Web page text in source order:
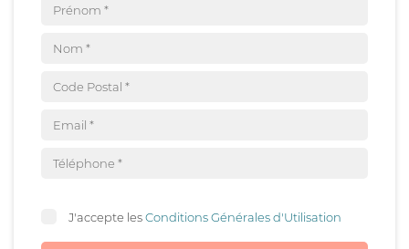
J'accepte lesConditions Générales d'Utilisation